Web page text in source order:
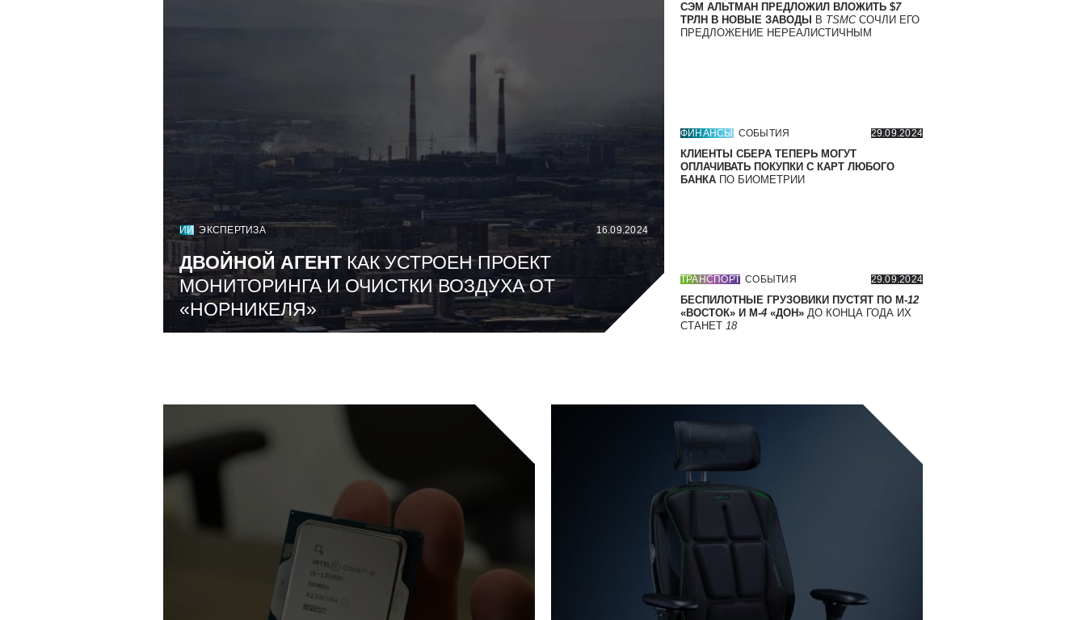
ИИ ЭКСПЕРТИЗА 16.09.2024
ДВОЙНОЙ АГЕНТКАК УСТРОЕН ПРОЕКТ
МОНИТОРИНГА И ОЧИСТКИ ВОЗДУХА ОТ
«НОРНИКЕЛЯ»
СЭМ АЛЬТМАН ПРЕДЛОЖИЛ ВЛОЖИТЬ $7
ТРЛН В НОВЫЕ ЗАВОДЫ
В TSMC СОЧЛИ ЕГО
ПРЕДЛОЖЕНИЕ НЕРЕАЛИСТИЧНЫМ
ФИНАНСЫ СОБЫТИЯ 29.09.2024
КЛИЕНТЫ СБЕРА ТЕПЕРЬ МОГУТ
ОПЛАЧИВАТЬ ПОКУПКИ С КАРТ ЛЮБОГО
БАНКА ПО БИОМЕТРИИ
ТРАНСПОРТ СОБЫТИЯ 29.09.2024
БЕСПИЛОТНЫЕ ГРУЗОВИКИ ПУСТЯТ ПО М-12
«ВОСТОК» И М-4 «ДОН» ДО КОНЦА ГОДА ИХ
СТАНЕТ 18